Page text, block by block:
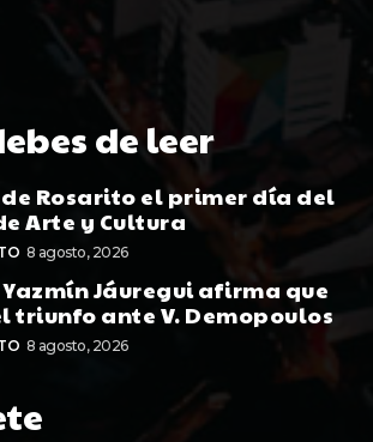
de leer
Rosarito el primer día del
Arte y Cultura
8 agosto, 2026
Jáuregui afirma que
triunfo ante V. Demopoulos
8 agosto, 2026